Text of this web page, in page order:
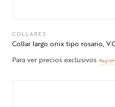
COLLARES
Collar largo onix tipo rosario,
Para ver precios exclusivos